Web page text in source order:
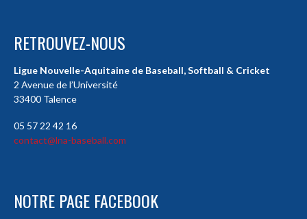
RETROUVEZ-NOUS
Ligue Nouvelle-Aquitaine de Baseball, Softball & Cricket
2 Avenue de l’Université
33400 Talence
05 57 22 42 16
contact@lna-baseball.com
NOTRE PAGE FACEBOOK